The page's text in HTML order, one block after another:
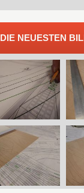
DIE NEUESTEN